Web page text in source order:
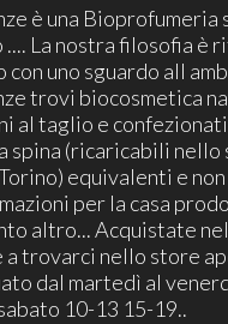
è una Bioprofumeria
.... La nostra filosofia è
con uno sguardo all
trovi biocosmetica
al taglio e
spina (ricaricabili nello
equivalenti e
per la casa
altro... Acquistate
a trovarci nello store
dal martedì al
10-13 15-19..